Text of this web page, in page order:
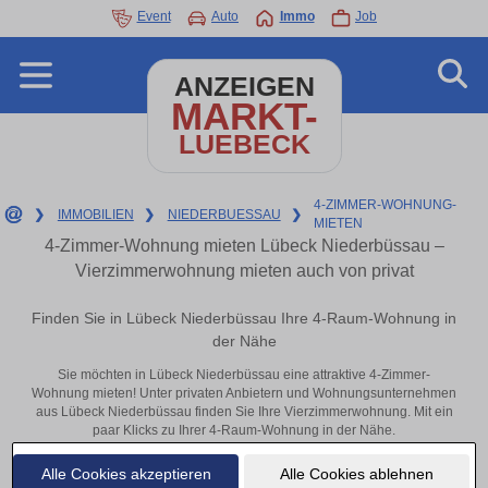
Alle Cookies akzeptieren Alle Cookies ablehnen
Event Auto Immo Job
ANZEIGEN
MARKT-
LUEBECK
❯ IMMOBILIEN ❯ NIEDERBUESSAU ❯
4-ZIMMER-WOHNUNG-
MIETEN
4-Zimmer-Wohnung mieten Lübeck Niederbüssau –
Vierzimmerwohnung mieten auch von privat
Finden Sie in Lübeck Niederbüssau Ihre 4-Raum-Wohnung in
der Nähe
Sie möchten in Lübeck Niederbüssau eine attraktive 4-Zimmer-
Wohnung mieten! Unter privaten Anbietern und Wohnungsunternehmen
aus Lübeck Niederbüssau finden Sie Ihre Vierzimmerwohnung. Mit ein
paar Klicks zu Ihrer 4-Raum-Wohnung in der Nähe.
Aktuelle Wohnung zum mieten